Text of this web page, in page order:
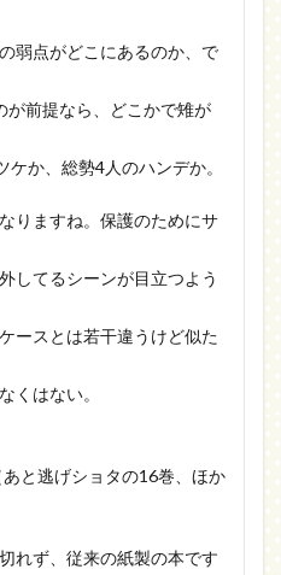
弱点がどこにあるのか、で
が前提なら、どこかで雉が
か、総勢4人のハンデか。
りますね。保護のためにサ
してるシーンが目立つよう
ースとは若干違うけど似た
くはない。
と逃げショタの16巻、ほか
れず、従来の紙製の本です